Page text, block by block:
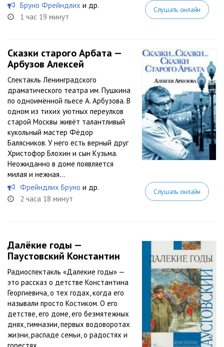
Бруно Фрейндлих и др.
1 час 19 минут
Слушать онлайн
Сказки старого Арбата —
Арбузов Алексей
Спектакль Ленинградского
драматического театра им. Пушкина
по одноимённой пьесе А. Арбузова. В
одном из тихих уютных переулков
старой Москвы живёт талантливый
кукольный мастер Фёдор
Балясников. У него есть верный друг
Христофор Блохин и сын Кузьма.
Неожиданно в доме появляется
милая и нежная...
Фрейндлих Бруно и др.
2 часа 18 минут
Слушать онлайн
Далёкие годы —
Паустовский Константин
Радиоспектакль «Далекие годы» —
это рассказ о детстве Константина
Георгиевича, о тех годах, когда его
называли просто Костиком. О его
детстве, его доме, его безмятежных
днях, гимназии, первых водоворотах
жизни, распаде семьи, о радостях и